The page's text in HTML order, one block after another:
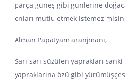
parça güneş gibi günlerine
onları mutlu etmek istemez
Alman Papatyam aranjmanı,
Sarı sarı süzülen yaprakları
yapraklarına özü gibi